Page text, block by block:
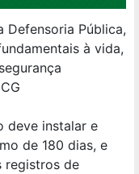
Defensoria Pública,
à vida,
deve instalar e
de 180 dias, e
registros de